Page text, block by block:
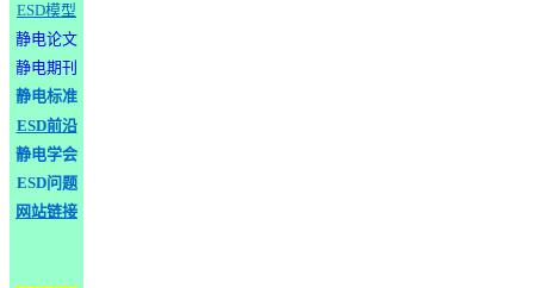
ESD模型
静电论文
静电期刊
静电标准
ESD前沿
静电学会
ESD问题
网站链接